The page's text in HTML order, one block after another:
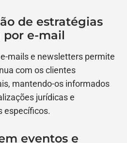
de estratégias
e-mail
mails e newsletters permite
com os clientes
mantendo-os informados
jurídicas e
específicos.
eventos e